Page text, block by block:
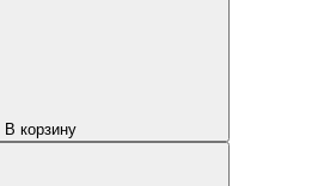
В корзину